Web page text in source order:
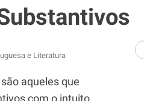
Bibliográficas ABNT
e Literatura
aqueles que
com o intuito